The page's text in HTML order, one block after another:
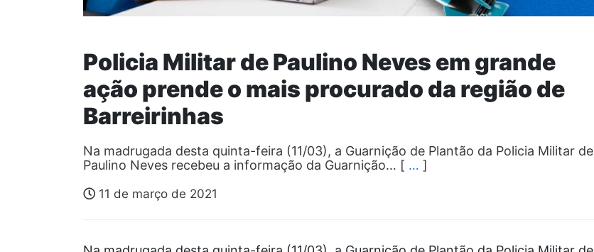
Policia Militar de Paulino Neves em grande
ação prende o mais procurado da região de
Barreirinhas
Na madrugada desta quinta-feira (11/03), a Guarnição de Plantão da Policia Militar de
Paulino Neves recebeu a informação da Guarnição… [ … ]
11 de março de 2021